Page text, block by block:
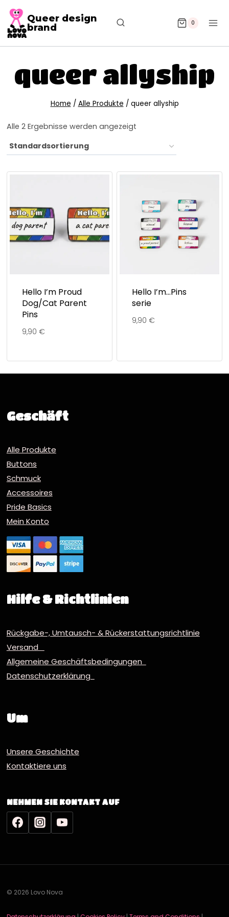
Queer design
brand
0
queer allyship
Home / Alle Produkte / queer allyship
Alle 2 Ergebnisse werden angezeigt
Hello I’m Proud
Dog/Cat Parent
Pins
9,90 €
Hello I’m…Pins
serie
9,90 €
Geschäft
Alle Produkte
Buttons
Schmuck
Accessoires
Pride Basics
Mein Konto
Hilfe & Richtlinien
Rückgabe-, Umtausch- & Rückerstattungsrichtlinie
Versand
Allgemeine Geschäftsbedingungen
Datenschutzerklärung
Um
Unsere Geschichte
Kontaktiere uns
NEHMEN SIE KONTAKT AUF
© 2026 Lovo Nova